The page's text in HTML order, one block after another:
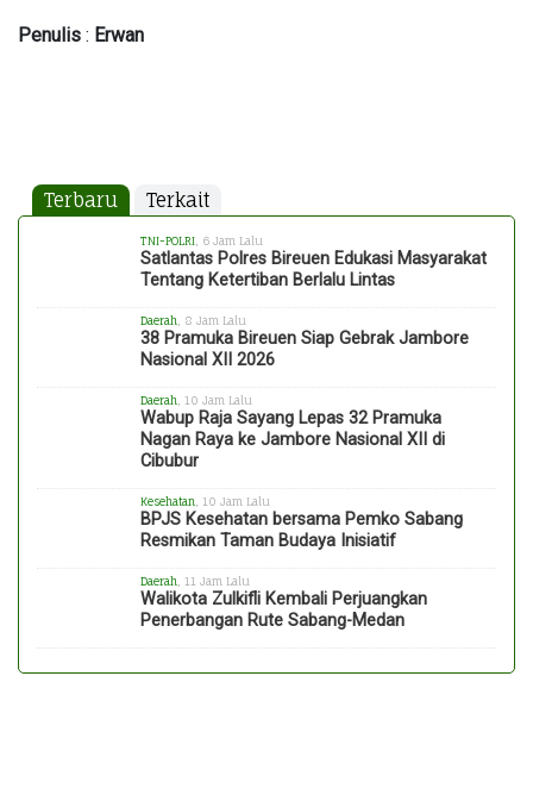
Penulis : Erwan
Terbaru Terkait
TNI-POLRI , 6 Jam Lalu
Satlantas Polres Bireuen Edukasi Masyarakat
Tentang Ketertiban Berlalu Lintas
Daerah , 8 Jam Lalu
38 Pramuka Bireuen Siap Gebrak Jambore
Nasional XII 2026
Daerah , 10 Jam Lalu
Wabup Raja Sayang Lepas 32 Pramuka
Nagan Raya ke Jambore Nasional XII di
Cibubur
Kesehatan , 10 Jam Lalu
BPJS Kesehatan bersama Pemko Sabang
Resmikan Taman Budaya Inisiatif
Daerah , 11 Jam Lalu
Walikota Zulkifli Kembali Perjuangkan
Penerbangan Rute Sabang-Medan